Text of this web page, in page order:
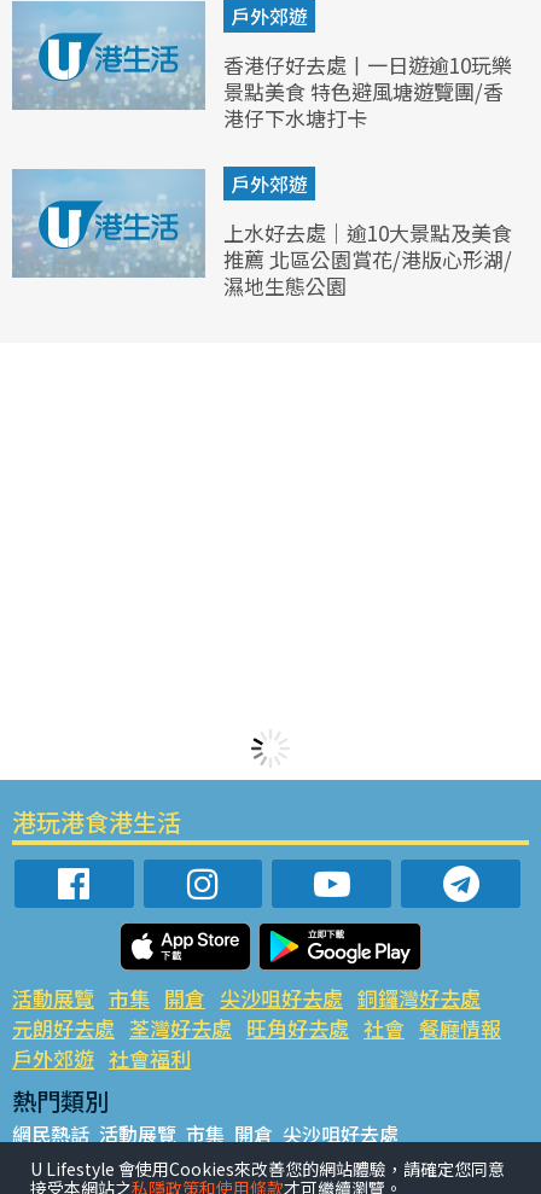
戶外郊遊
香港仔好去處丨一日遊逾10玩樂
景點美食 特色避風塘遊覽團/香
港仔下水塘打卡
戶外郊遊
上水好去處｜逾10大景點及美食
推薦 北區公園賞花/港版心形湖/
濕地生態公園
港玩港食港生活
活動展覽 市集 開倉 尖沙咀好去處 銅鑼灣好去處
元朗好去處 荃灣好去處 旺角好去處 社會 餐廳情報
戶外郊遊 社會福利
熱門類別
網民熱話 活動展覽 市集 開倉 尖沙咀好去處
銅鑼灣好去處 元朗好去處 荃灣好去處 旺角好去處 社會
U Lifestyle 會使用Cookies來改善您的網站體驗，請確定您同意
接受本網站之私隱政策和使用條款才可繼續瀏覽。